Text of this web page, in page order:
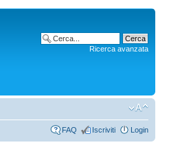
Ricerca avanzata
FAQ Iscriviti Login